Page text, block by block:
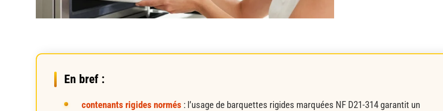
En bref :
contenants rigides normés : l’usage de barquettes rigides marquées NF D21-314 garantit un